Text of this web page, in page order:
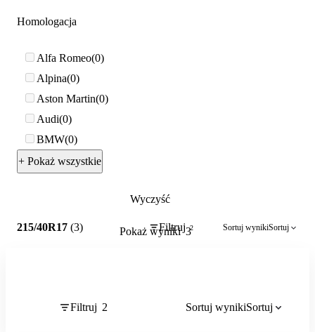
Homologacja
Alfa Romeo 0
Alpina 0
Aston Martin 0
Audi 0
BMW 0
+ Pokaż wszystkie
Wyczyść
Pokaż wyniki 3
215/40R17 (3) Filtruj 2 Sortuj wynikiSortuj
Filtruj 2 Sortuj wynikiSortuj